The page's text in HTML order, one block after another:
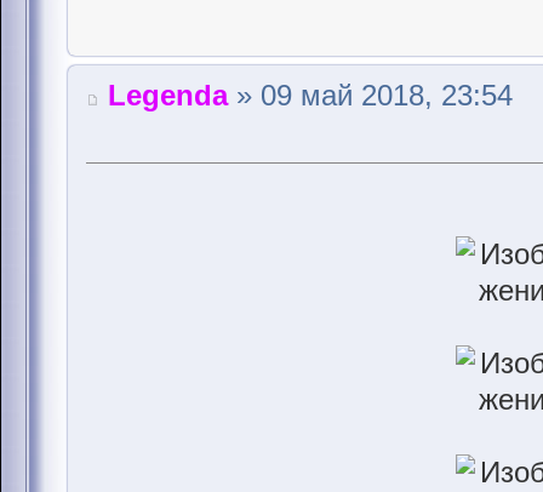
Legenda» 09 май 2018, 23:54